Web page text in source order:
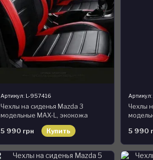
Артикул: L-957416
Чехлы на сиденья Mazda 3
модельные MAX-L, экокожа
5 990 грн Купить
Чехлы
5 990